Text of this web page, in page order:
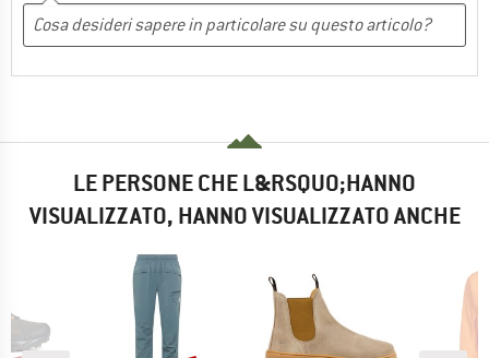
LE PERSONE CHE L&RSQUO;HANNO
VISUALIZZATO, HANNO VISUALIZZATO ANCHE